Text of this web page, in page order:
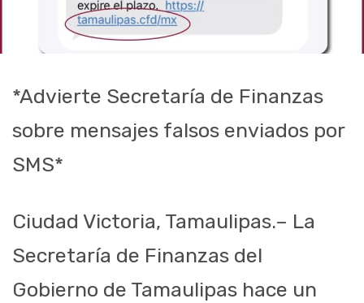
*Advierte Secretaría de Finanzas
sobre mensajes falsos enviados por
SMS*
Ciudad Victoria, Tamaulipas.– La
Secretaría de Finanzas del
Gobierno de Tamaulipas hace un